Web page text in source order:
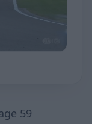
59